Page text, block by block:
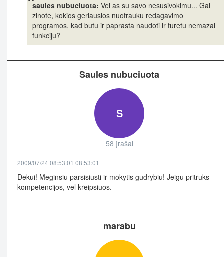
saules nubuciuota: Vel as su savo nesusivokimu... Gal
zinote, kokios geriausios nuotrauku redagavimo
programos, kad butu ir paprasta naudoti ir turetu nemazai
funkciju?
Saules nubuciuota
S
58 įrašai
2009/07/24 08:53:01 08:53:01
Dekui! Meginsiu parsisiusti ir mokytis gudrybiu! Jeigu pritruks
kompetencijos, vel kreipsiuos.
marabu